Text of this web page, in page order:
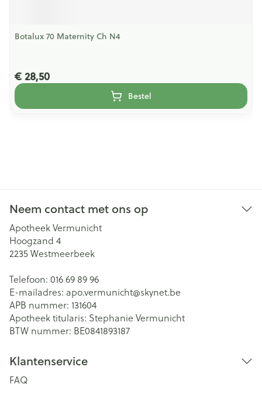
Botalux 70 Maternity Ch N4
€ 28,50
Bestel
Neem contact met ons op
Apotheek Vermunicht
Hoogzand 4
2235Westmeerbeek
Telefoon: 016 69 89 96
E-mailadres: apo.vermunicht@skynet.be
APB nummer: 131604
Apotheek titularis: Stephanie Vermunicht
BTW nummer: BE0841893187
Klantenservice
FAQ